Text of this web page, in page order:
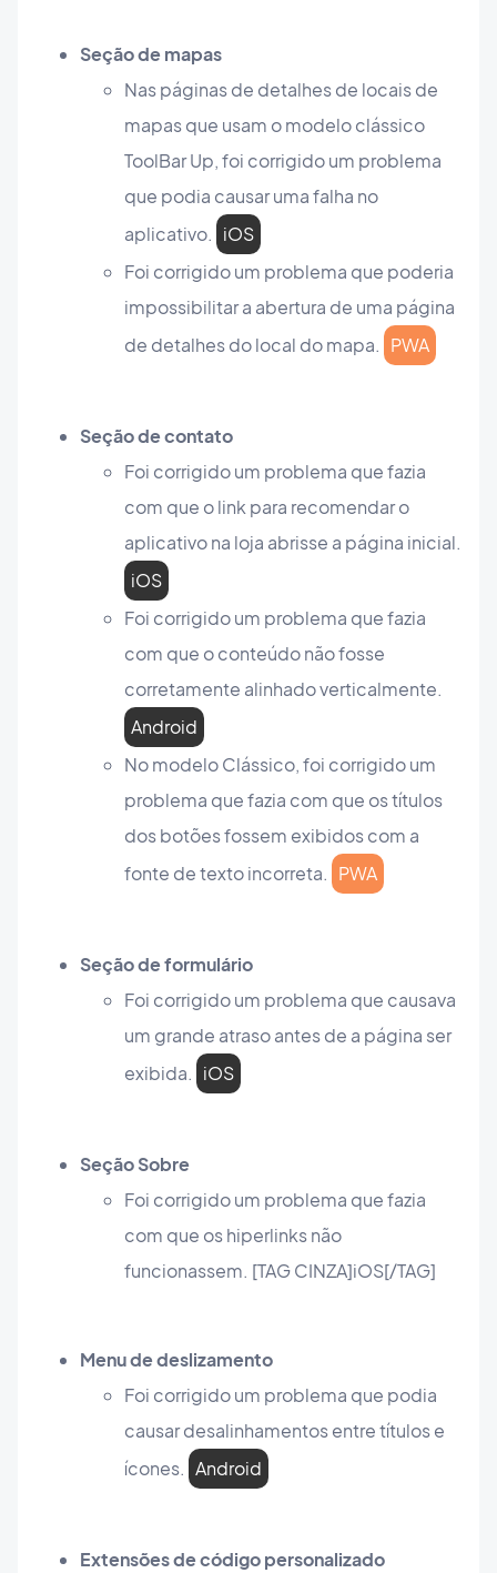
Seção de mapas
Nas páginas de detalhes de locais de
mapas que usam o modelo clássico
ToolBar Up, foi corrigido um problema
que podia causar uma falha no
aplicativo. iOS
Foi corrigido um problema que poderia
impossibilitar a abertura de uma página
de detalhes do local do mapa. PWA
Seção de contato
Foi corrigido um problema que fazia
com que o link para recomendar o
aplicativo na loja abrisse a página inicial.
iOS
Foi corrigido um problema que fazia
com que o conteúdo não fosse
corretamente alinhado verticalmente.
Android
No modelo Clássico, foi corrigido um
problema que fazia com que os títulos
dos botões fossem exibidos com a
fonte de texto incorreta. PWA
Seção de formulário
Foi corrigido um problema que causava
um grande atraso antes de a página ser
exibida. iOS
Seção Sobre
Foi corrigido um problema que fazia
com que os hiperlinks não
funcionassem. [TAG CINZA]iOS[/TAG]
Menu de deslizamento
Foi corrigido um problema que podia
causar desalinhamentos entre títulos e
ícones. Android
Extensões de código personalizado